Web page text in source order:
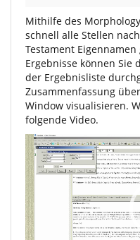
Mithilfe des
schnell alle Stellen
Testament
Ergebnisse können
der Ergebnisliste
Zusammenfassung
Window visualisieren.
folgende Video.
Video
Player